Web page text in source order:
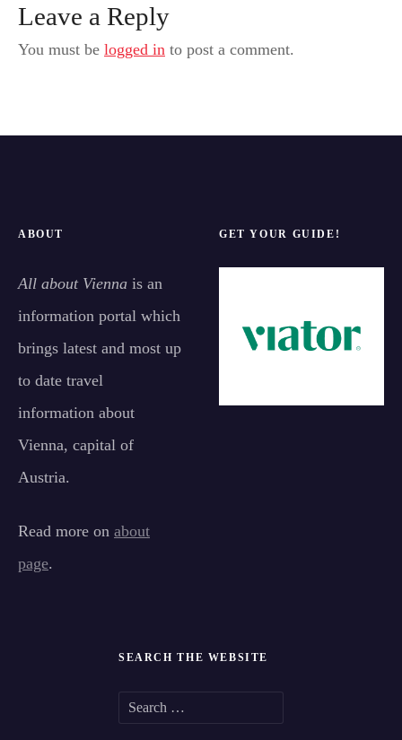
Leave a Reply
You must be logged in to post a comment.
ABOUT
All about Vienna is an
information portal which
brings latest and most up
to date travel
information about
Vienna, capital of
Austria.
Read more on about
page.
GET YOUR GUIDE!
SEARCH THE WEBSITE